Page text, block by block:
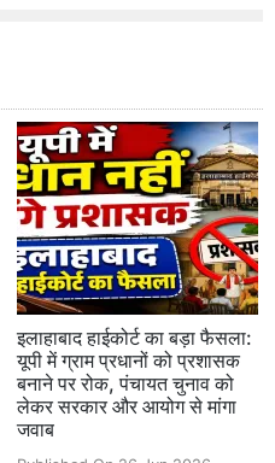
इलाहाबाद हाईकोर्ट का बड़ा फैसला:
यूपी में ग्राम प्रधानों को प्रशासक
बनाने पर रोक, पंचायत चुनाव को
लेकर सरकार और आयोग से मांगा
जवाब